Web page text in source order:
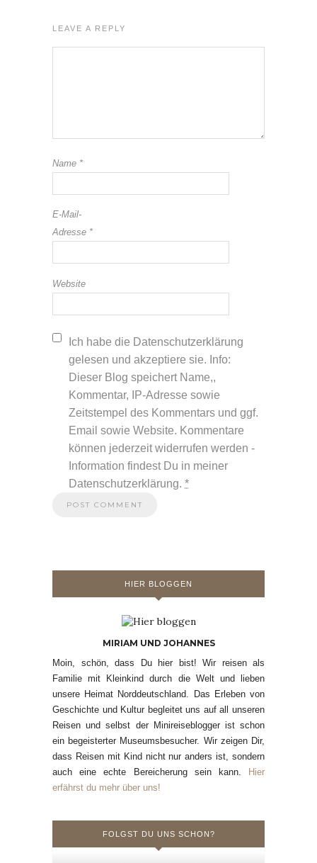
LEAVE A REPLY
Name *
E-Mail-
Adresse *
Website
Ich habe die Datenschutzerklärung
gelesen und akzeptiere sie. Info:
Dieser Blog speichert Name,,
Kommentar, IP-Adresse sowie
Zeitstempel des Kommentars und ggf.
Email sowie Website. Kommentare
können jederzeit widerrufen werden -
Information findest Du in meiner
Datenschutzerklärung. *
HIER BLOGGEN
MIRIAM UND JOHANNES
Moin, schön, dass Du hier bist! Wir reisen als
Familie mit Kleinkind durch die Welt und lieben
unsere Heimat Norddeutschland. Das Erleben von
Geschichte und Kultur begleitet uns auf all unseren
Reisen und selbst der Minireiseblogger ist schon
ein begeisterter Museumsbesucher. Wir zeigen Dir,
dass Reisen mit Kind nicht nur anders ist, sondern
auch eine echte Bereicherung sein kann.
Hier
erfährst du mehr über uns!
FOLGST DU UNS SCHON?